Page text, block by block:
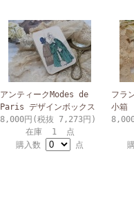
アンティークModes de
Paris デザインボックス
8,000円(税抜 7,273円)
在庫 1 点
購入数
点
フラ
小箱